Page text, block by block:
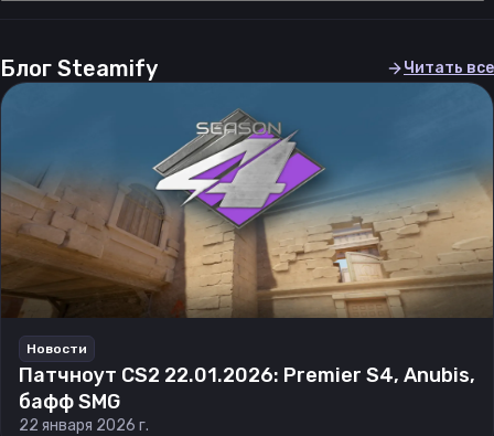
Блог Steamify Читать все
Новости
Патчноут CS2 22.01.2026: Premier S4, Anubis,
бафф SMG
22 января 2026 г.